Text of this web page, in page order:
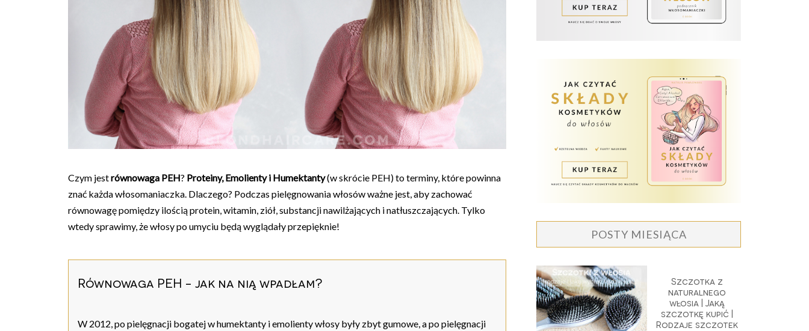
Czym jestrównowaga PEH? Proteiny, Emolienty i Humektanty(w skrócie PEH) to terminy, które powinna
znać każda włosomaniaczka. Dlaczego? Podczas pielęgnowania włosów ważne jest, aby zachować
równowagę pomiędzy ilością protein, witamin, ziół, substancji nawilżających i natłuszczających. Tylko
wtedy sprawimy, że włosy po umyciu będą wyglądały przepięknie!
Równowaga PEH - jak na nią wpadłam?
W 2012, po pielęgnacji bogatej w humektanty i emolienty włosy były zbyt gumowe, a po pielęgnacji
POSTY MIESIĄCA
Szczotka z
naturalnego
włosia | Jaką
szczotkę kupić |
Rodzaje szczotek